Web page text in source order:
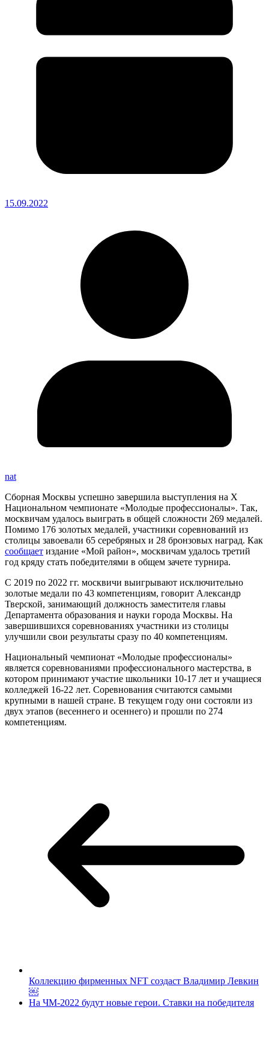
15.09.2022
nat
Сборная Москвы успешно завершила выступления на X
Национальном чемпионате «Молодые профессионалы». Так,
москвичам удалось выиграть в общей сложности 269 медалей.
Помимо 176 золотых медалей, участники соревнований из
столицы завоевали 65 серебряных и 28 бронзовых наград. Как
сообщает издание «Мой район», москвичам удалось третий
год кряду стать победителями в общем зачете турнира.
С 2019 по 2022 гг. москвичи выигрывают исключительно
золотые медали по 43 компетенциям, говорит Александр
Тверской, занимающий должность заместителя главы
Департамента образования и науки города Москвы. На
завершившихся соревнованиях участники из столицы
улучшили свои результаты сразу по 40 компетенциям.
Национальный чемпионат «Молодые профессионалы»
является соревнованиями профессионального мастерства, в
котором принимают участие школьники 10-17 лет и учащиеся
колледжей 16-22 лет. Соревнования считаются самыми
крупными в нашей стране. В текущем году они состояли из
двух этапов (весеннего и осеннего) и прошли по 274
компетенциям.
Коллекцию фирменных NFT создаст Владимир Левкин
￼
На ЧМ-2022 будут новые герои. Ставки на победителя